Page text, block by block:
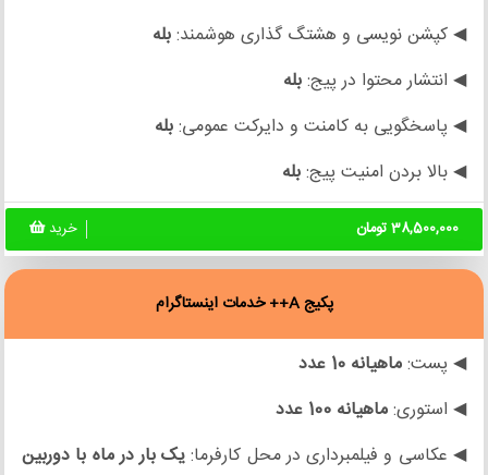
◀ کپشن نویسی و هشتگ گذاری هوشمند:بله
◀ انتشار محتوا در پیج:بله
◀ پاسخگویی به کامنت و دایرکت عمومی:بله
◀ بالا بردن امنیت پیج:بله
38,500,000 تومان خرید
پکیج A++ خدمات اینستاگرام
◀ پست:ماهیانه 10 عدد
◀ استوری:ماهیانه 100 عدد
◀ عکاسی و فیلمبرداری در محل کارفرما:یک بار در ماه با دوربین